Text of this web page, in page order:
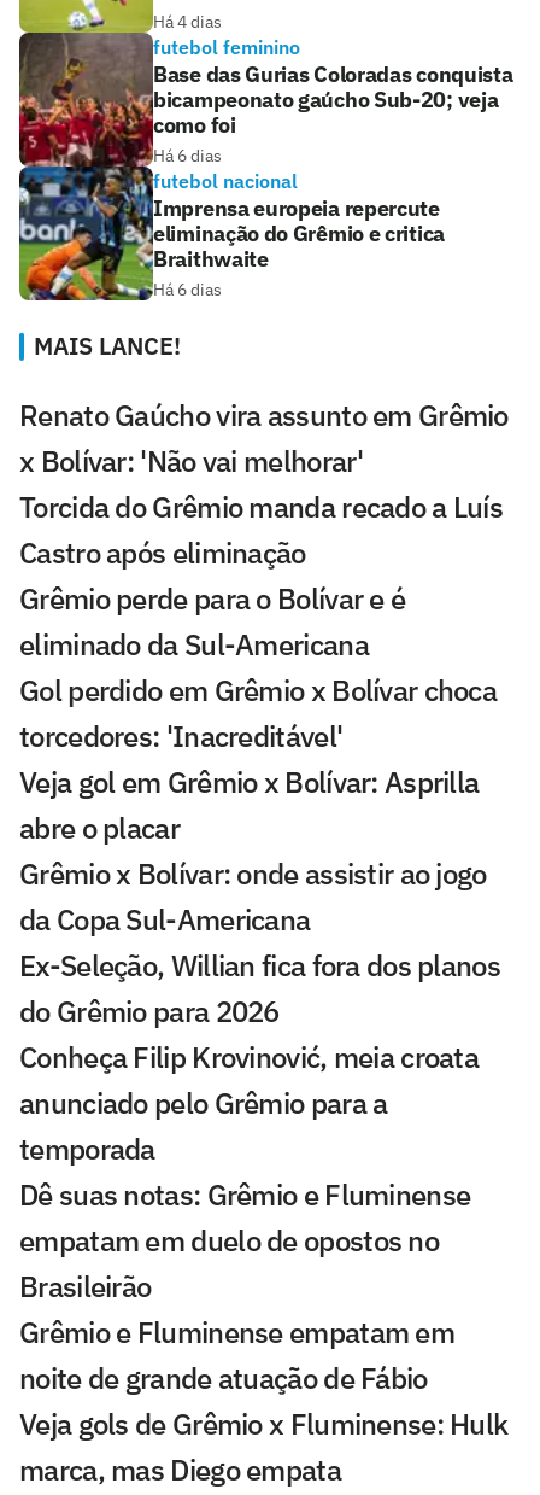
Há 4 dias
futebol feminino
Base das Gurias Coloradas conquista
bicampeonato gaúcho Sub-20; veja
como foi
Há 6 dias
futebol nacional
Imprensa europeia repercute
eliminação do Grêmio e critica
Braithwaite
Há 6 dias
MAIS LANCE!
Renato Gaúcho vira assunto em Grêmio
x Bolívar: 'Não vai melhorar'
Torcida do Grêmio manda recado a Luís
Castro após eliminação
Grêmio perde para o Bolívar e é
eliminado da Sul-Americana
Gol perdido em Grêmio x Bolívar choca
torcedores: 'Inacreditável'
Veja gol em Grêmio x Bolívar: Asprilla
abre o placar
Grêmio x Bolívar: onde assistir ao jogo
da Copa Sul-Americana
Ex-Seleção, Willian fica fora dos planos
do Grêmio para 2026
Conheça Filip Krovinović, meia croata
anunciado pelo Grêmio para a
temporada
Dê suas notas: Grêmio e Fluminense
empatam em duelo de opostos no
Brasileirão
Grêmio e Fluminense empatam em
noite de grande atuação de Fábio
Veja gols de Grêmio x Fluminense: Hulk
marca, mas Diego empata